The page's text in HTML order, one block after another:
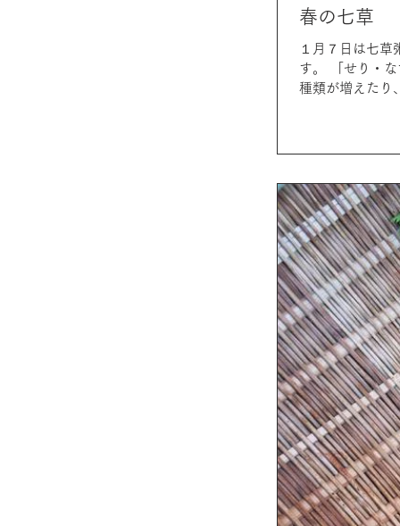
春の七草
１月７日は七
す。 「せり・
種類が増えたり